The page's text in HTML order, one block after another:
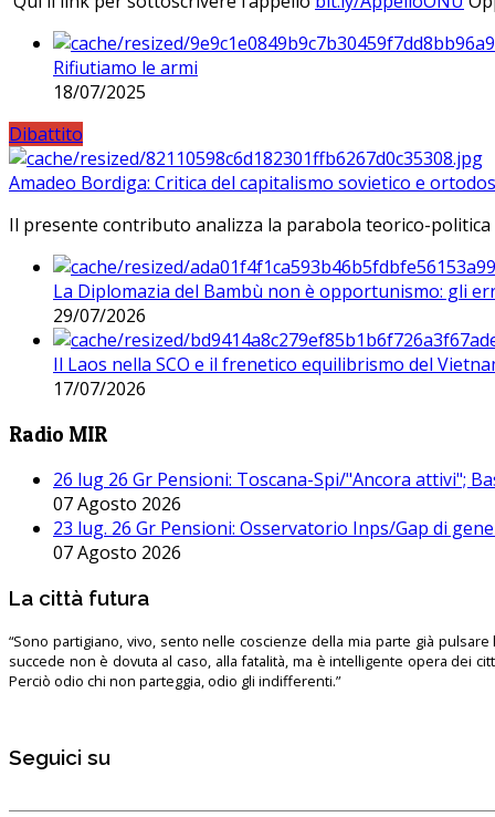
Rifiutiamo le armi
18/07/2025
Dibattito
Amadeo Bordiga: Critica del capitalismo sovietico e
Il presente contributo analizza la parabola teorico-
La Diplomazia del Bambù non è opportunismo: gli
29/07/2026
Il Laos nella SCO e il frenetico equilibrismo del
17/07/2026
Radio MIR
26 lug 26 Gr Pensioni: Toscana-Spi/"Ancora attivi";
07 Agosto 2026
23 lug. 26 Gr Pensioni: Osservatorio Inps/Gap di
07 Agosto 2026
La città futura
“Sono partigiano, vivo, sento nelle coscienze della mia parte già pulsare
succede non è dovuta al caso, alla fatalità, ma è intelligente opera dei
Perciò odio chi non parteggia, odio gli indifferenti.”
Seguici su